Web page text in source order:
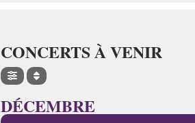
CONCERTS À VENIR
DÉCEMBRE